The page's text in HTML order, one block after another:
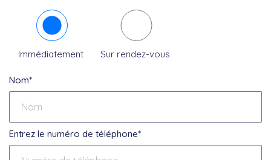
Immédiatement Sur rendez-vous
Nom*
Entrez le numéro de téléphone*